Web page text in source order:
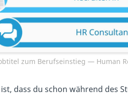
zum Berufseinstieg — Human
dass du schon während des